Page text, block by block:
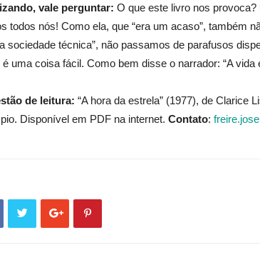
vale perguntar: O que este livro nos
todos nós! Como ela, que “era um acaso”, também
sociedade técnica”, não passamos de parafusos
é uma coisa fácil. Como bem disse o narrador: “A vida
de leitura: “A hora da estrela” (1977), de Clarice
Disponível em PDF na internet. Contato: